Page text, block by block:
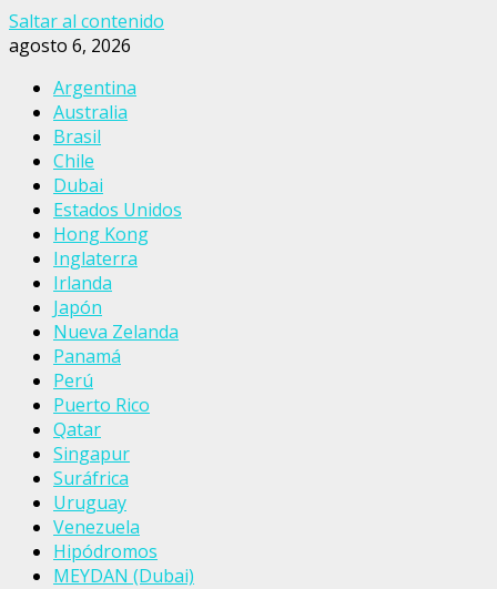
Saltar al contenido
agosto 6, 2026
Argentina
Australia
Brasil
Chile
Dubai
Estados Unidos
Hong Kong
Inglaterra
Irlanda
Japón
Nueva Zelanda
Panamá
Perú
Puerto Rico
Qatar
Singapur
Suráfrica
Uruguay
Venezuela
Hipódromos
MEYDAN (Dubai)